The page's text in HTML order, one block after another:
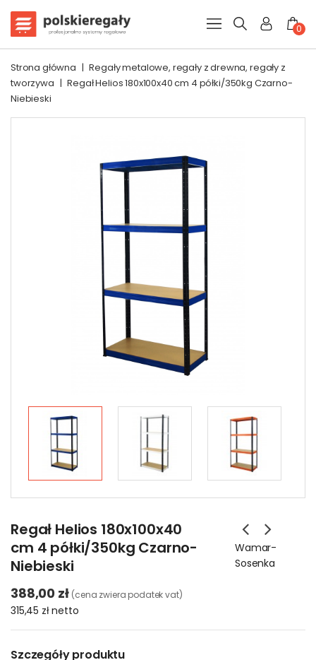
0
Strona główna | Regały metalowe, regały z drewna, regały z
tworzywa | Regał Helios 180x100x40 cm 4 półki/350kg Czarno-
Niebieski
Regał Helios 180x100x40
cm 4 półki/350kg Czarno-
Niebieski
Wamar-
Sosenka
388,00 zł (cena zwiera podatek vat)
315,45 złnetto
Szczegóły produktu